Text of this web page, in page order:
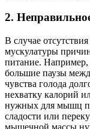
2.
В случае
мускулатуры
питание. Например,
большие паузы
чувства голода
нехватку калорий
нужных для мышц
сладости или